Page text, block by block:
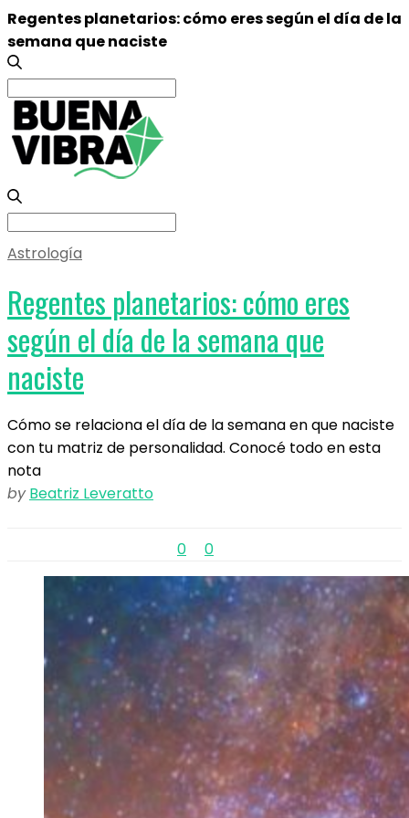
Regentes planetarios: cómo eres según el día de la
semana que naciste
Search
for:
Search
Astrología
Regentes planetarios: cómo eres
según el día de la semana que
naciste
Cómo se relaciona el día de la semana en que naciste
con tu matriz de personalidad. Conocé todo en esta
nota
by Beatriz Leveratto
0 0